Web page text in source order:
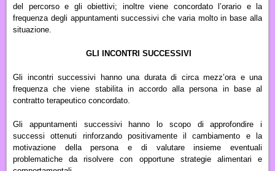
del percorso e gli obiettivi; inoltre viene concordato l’orario e la
frequenza degli appuntamenti successivi che varia molto in base alla
situazione.
GLI INCONTRI SUCCESSIVI
Gli incontri successivi hanno una durata di circa mezz’ora e una
frequenza che viene stabilita in accordo alla persona in base al
contratto terapeutico concordato.
Gli appuntamenti successivi hanno lo scopo di approfondire i
successi ottenuti rinforzando positivamente il cambiamento e la
motivazione della persona e di valutare insieme eventuali
problematiche da risolvere con opportune strategie alimentari e